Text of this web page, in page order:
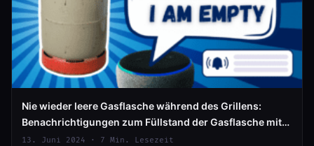
Nie wieder leere Gasflasche während des Grillens:
Benachrichtigungen zum Füllstand der Gasflasche mit
Home Assistant und ESPHome
13. Juni 2024 · 7 Min. Lesezeit